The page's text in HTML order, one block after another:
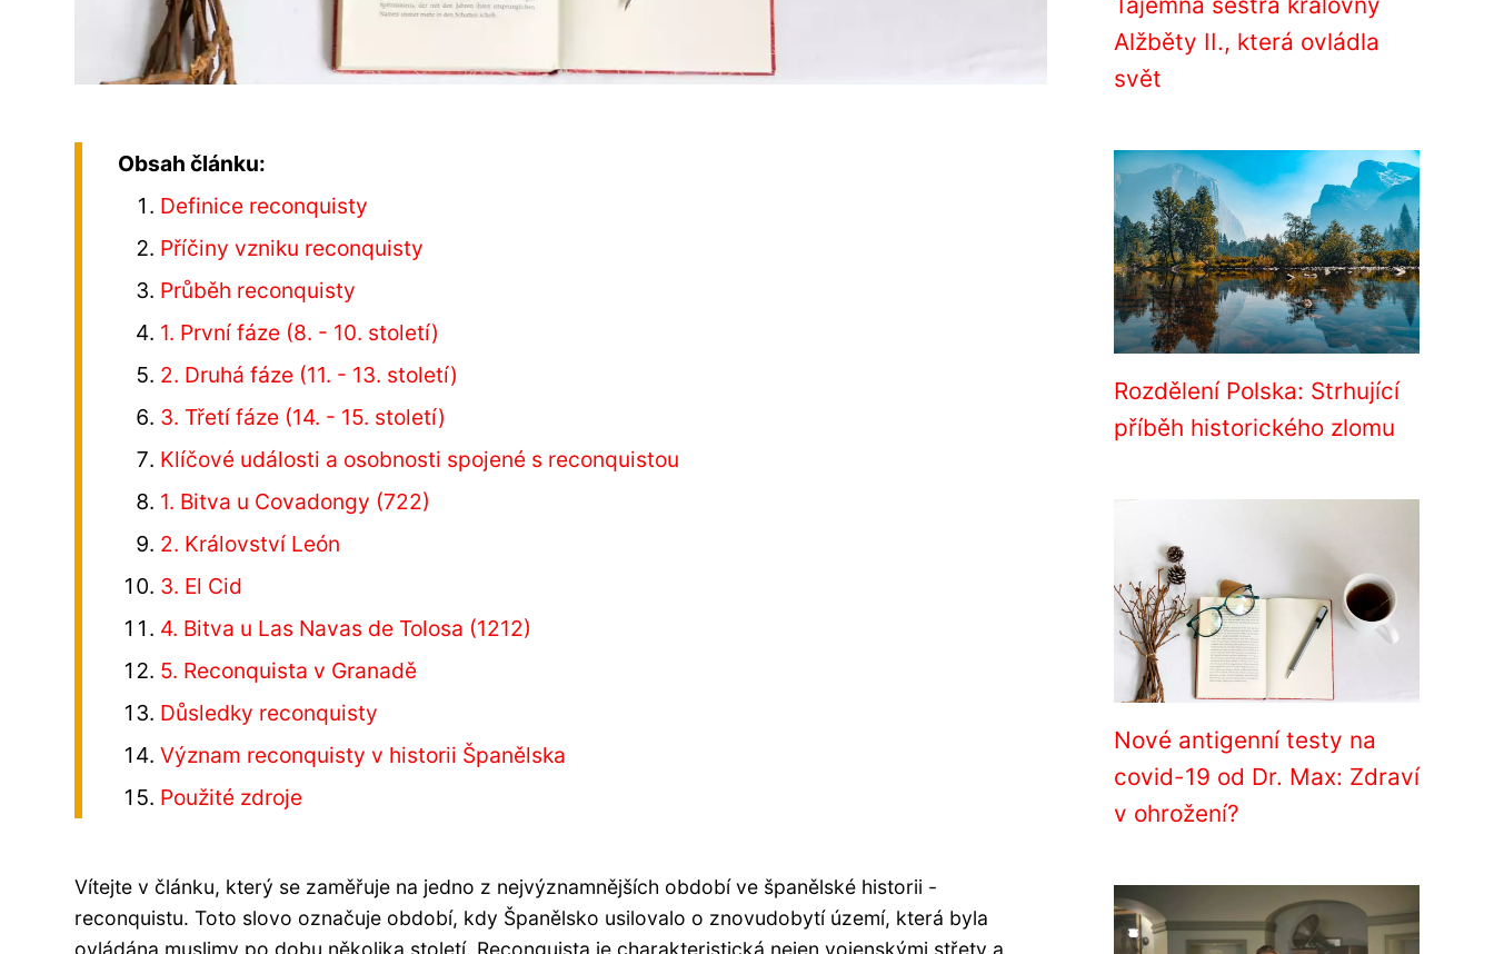
Obsah článku:
Definice reconquisty
Příčiny vzniku reconquisty
Průběh reconquisty
1. První fáze (8. - 10. století)
2. Druhá fáze (11. - 13. století)
3. Třetí fáze (14. - 15. století)
Klíčové události a osobnosti spojené s reconquistou
1. Bitva u Covadongy (722)
2. Království León
3. El Cid
4. Bitva u Las Navas de Tolosa (1212)
5. Reconquista v Granadě
Důsledky reconquisty
Význam reconquisty v historii Španělska
Použité zdroje
Vítejte v článku, který se zaměřuje na jedno z nejvýznamnějších období ve španělské historii -
reconquistu. Toto slovo označuje období, kdy Španělsko usilovalo o znovudobytí území, která byla
ovládána muslimy po dobu několika století. Reconquista je charakteristická nejen vojenskými střety a
Alžběty II., která ovládla
svět
Rozdělení Polska: Strhující
příběh historického zlomu
Nové antigenní testy na
covid-19 od Dr. Max: Zdraví
v ohrožení?